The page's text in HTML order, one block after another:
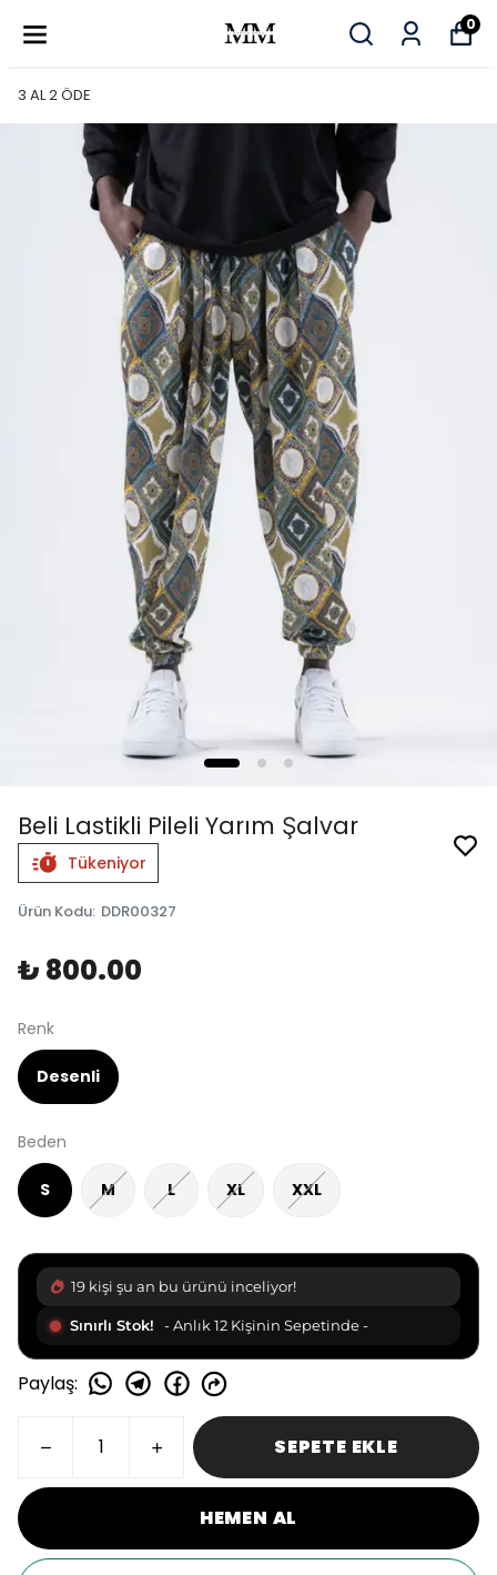
0
3 AL 2 ÖDE
Beli Lastikli Pileli Yarım Şalvar
Tükeniyor
Ürün Kodu: DDR00327
₺ 800.00
Renk
Desenli
Beden
S M L XL XXL
19 kişi şu an bu ürünü inceliyor!
Sınırlı Stok! - Anlık 12 Kişinin Sepetinde -
Paylaş:
SEPETE EKLE
HEMEN AL